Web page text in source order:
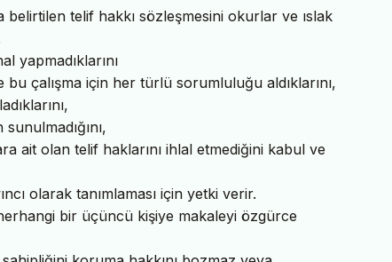
belirtilen telif hakkı sözleşmesini okurlar ve ıslak
yapmadıklarını
bu çalışma için her türlü sorumluluğu aldıklarını,
ait olan telif haklarını ihlal etmediğini kabul ve
olarak tanımlaması için yetki verir.
herhangi bir üçüncü kişiye makaleyi özgürce